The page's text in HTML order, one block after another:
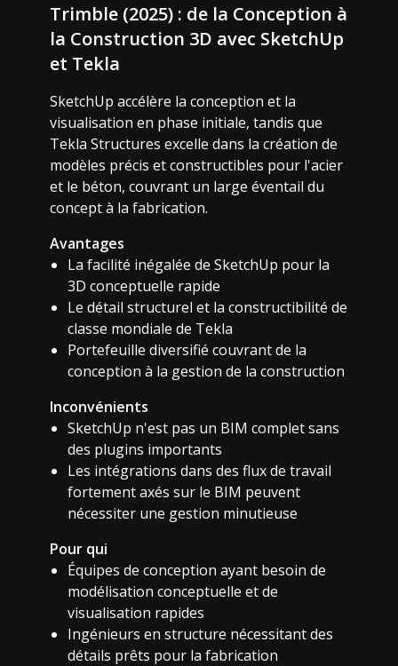
Trimble (2025) : de la Conception à
la Construction 3D avec SketchUp
et Tekla
SketchUp accélère la conception et la
visualisation en phase initiale, tandis que
Tekla Structures excelle dans la création de
modèles précis et constructibles pour l'acier
et le béton, couvrant un large éventail du
concept à la fabrication.
Avantages
La facilité inégalée de SketchUp pour la
3D conceptuelle rapide
Le détail structurel et la constructibilité de
classe mondiale de Tekla
Portefeuille diversifié couvrant de la
conception à la gestion de la construction
Inconvénients
SketchUp n'est pas un BIM complet sans
des plugins importants
Les intégrations dans des flux de travail
fortement axés sur le BIM peuvent
nécessiter une gestion minutieuse
Pour qui
Équipes de conception ayant besoin de
modélisation conceptuelle et de
visualisation rapides
Ingénieurs en structure nécessitant des
détails prêts pour la fabrication